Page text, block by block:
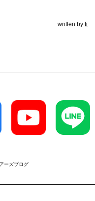
written by ti
ーズブログ